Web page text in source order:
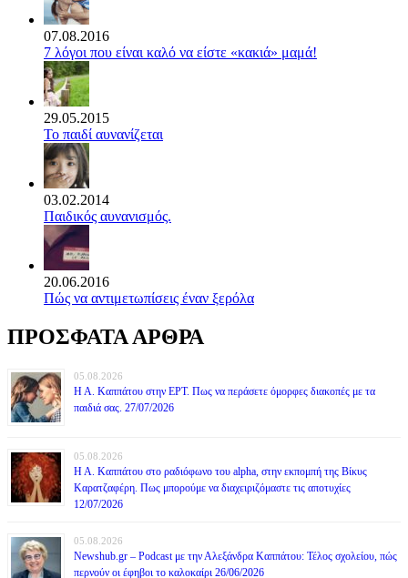
07.08.2016
7 λόγοι που είναι καλό να είστε «κακιά» μαμά!
29.05.2015
Το παιδί αυνανίζεται
03.02.2014
Παιδικός αυνανισμός.
20.06.2016
Πώς να αντιμετωπίσεις έναν ξερόλα
ΠΡΟΣΦΑΤΑ ΑΡΘΡΑ
05.08.2026
Η Α. Καππάτου στην ΕΡΤ. Πως να περάσετε όμορφες διακοπές με τα
παιδιά σας. 27/07/2026
05.08.2026
Η Α. Καππάτου στο ραδιόφωνο του alpha, στην εκπομπή της Βίκυς
Καρατζαφέρη. Πως μπορούμε να διαχειριζόμαστε τις αποτυχίες
12/07/2026
05.08.2026
Newshub.gr – Podcast με την Αλεξάνδρα Καππάτου: Τέλος σχολείου, πώς
περνούν οι έφηβοι το καλοκαίρι 26/06/2026